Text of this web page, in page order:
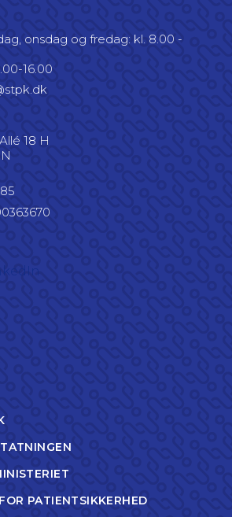
onsdag og fredag: kl. 8.00 -
16.00
18 H
PATIENTSIKKERHED